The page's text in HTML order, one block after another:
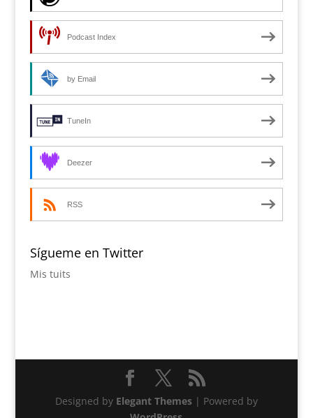
Podcast Index
by Email
TuneIn
Deezer
RSS
Sígueme en Twitter
Mis tuits
Designed by Elegant Themes| Powered by